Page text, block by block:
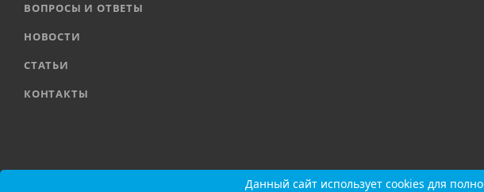
ВОПРОСЫ И ОТВЕТЫ
НОВОСТИ
СТАТЬИ
КОНТАКТЫ
Карта сайтаДанный сайт использует cookies для